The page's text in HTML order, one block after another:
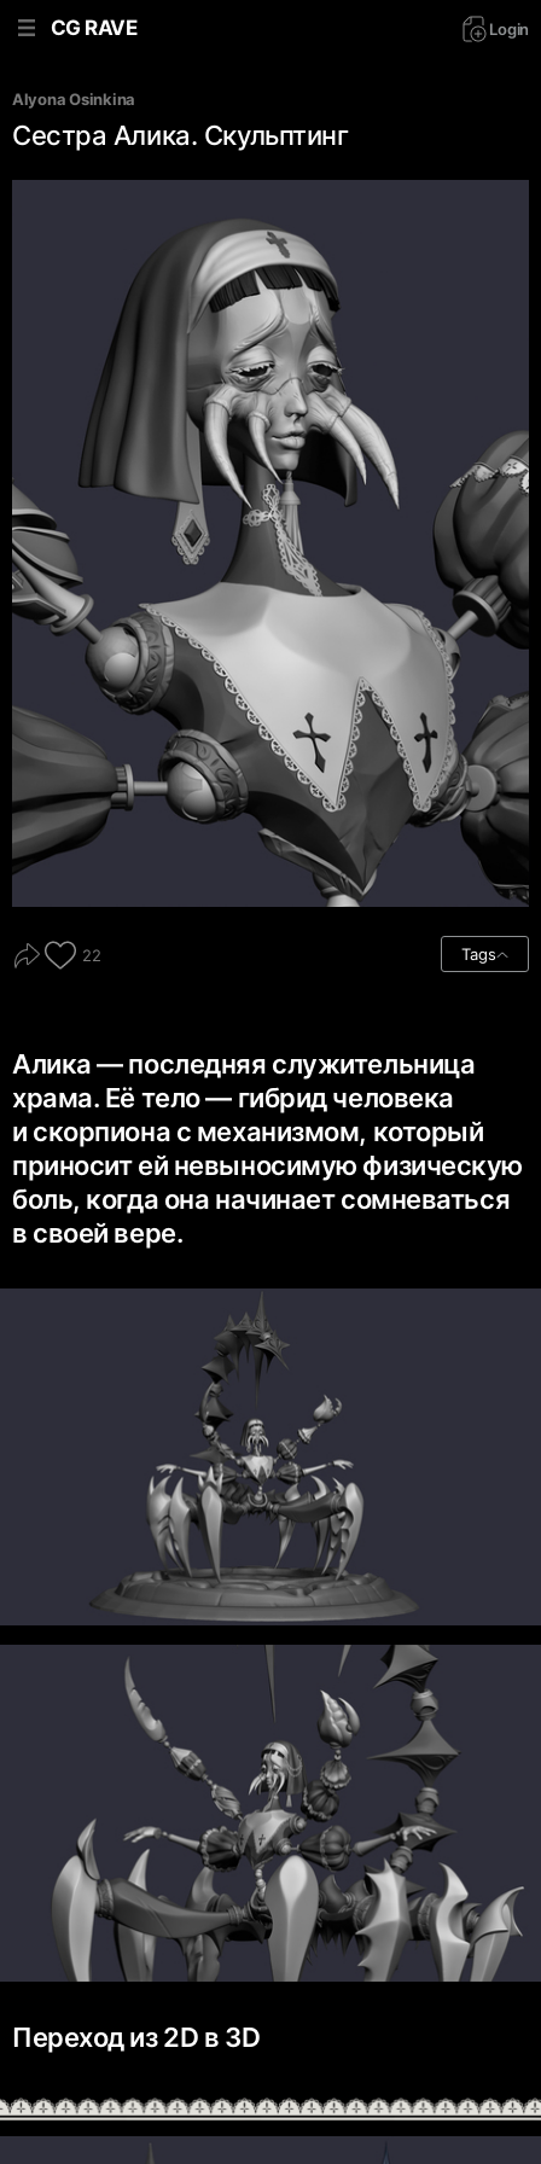
CG RAVE Login
Alyona Osinkina
Сестра Алика. Скульптинг
22 Tags
Алика — последняя служительница
храма. Её тело — гибрид человека
и скорпиона с механизмом, который
приносит ей невыносимую физическую
боль, когда она начинает сомневаться
в своей вере.
Переход из 2D в 3D